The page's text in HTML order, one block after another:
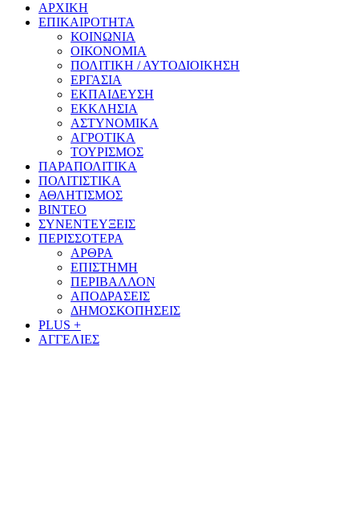
ΑΡΧΙΚΗ
ΕΠΙΚΑΙΡΟΤΗΤΑ
ΚΟΙΝΩΝΙΑ
ΟΙΚΟΝΟΜΙΑ
ΠΟΛΙΤΙΚΗ / ΑΥΤΟΔΙΟΙΚΗΣΗ
ΕΡΓΑΣΙΑ
ΕΚΠΑΙΔΕΥΣΗ
ΕΚΚΛΗΣΙΑ
ΑΣΤΥΝΟΜΙΚΑ
ΑΓΡΟΤΙΚΑ
ΤΟΥΡΙΣΜΟΣ
ΠΑΡΑΠΟΛΙΤΙΚΑ
ΠΟΛΙΤΙΣΤΙΚΑ
ΑΘΛΗΤΙΣΜΟΣ
ΒΙΝΤΕΟ
ΣΥΝΕΝΤΕΥΞΕΙΣ
ΠΕΡΙΣΣΟΤΕΡΑ
ΑΡΘΡΑ
ΕΠΙΣΤΗΜΗ
ΠΕΡΙΒΑΛΛΟΝ
ΑΠΟΔΡΑΣΕΙΣ
ΔΗΜΟΣΚΟΠΗΣΕΙΣ
PLUS +
ΑΓΓΕΛΙΕΣ